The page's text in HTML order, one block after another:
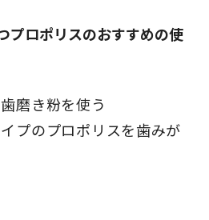
プロポリスのおすすめの使
磨き粉を使う
プのプロポリスを歯みが